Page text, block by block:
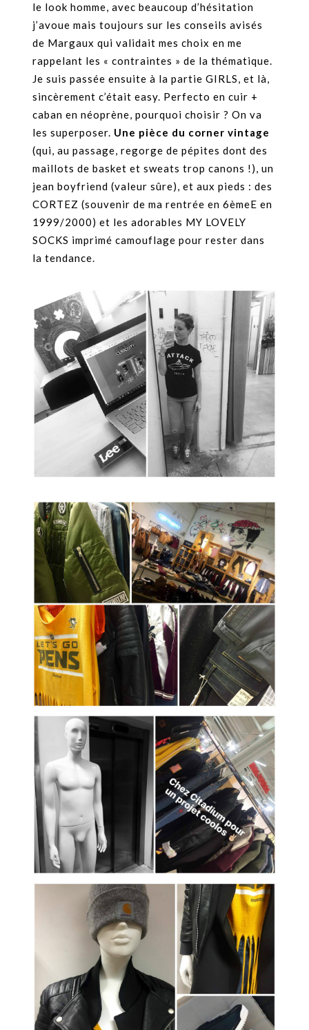
le look homme, avec beaucoup d’hésitation
j’avoue mais toujours sur les conseils avisés
de Margaux qui validait mes choix en me
rappelant les « contraintes » de la thématique.
Je suis passée ensuite à la partie GIRLS, et là,
sincèrement c’était easy. Perfecto en cuir +
caban en néoprène, pourquoi choisir ? On va
les superposer. Une pièce du corner vintage
(qui, au passage, regorge de pépites dont des
maillots de basket et sweats trop canons !), un
jean boyfriend (valeur sûre), et aux pieds : des
CORTEZ (souvenir de ma rentrée en 6èmeE en
1999/2000) et les adorables MY LOVELY
SOCKS imprimé camouflage pour rester dans
la tendance.